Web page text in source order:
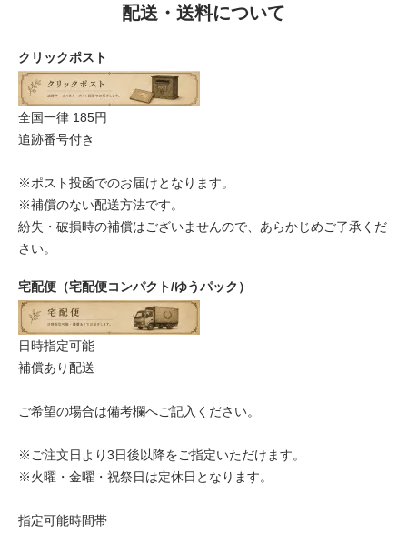
配送・送料について
クリックポスト
全国一律 185円
追跡番号付き
※ポスト投函でのお届けとなります。
※補償のない配送方法です。
紛失・破損時の補償はございませんので、あらかじめご了承くだ
さい。
宅配便（宅配便コンパクト/ゆうパック）
日時指定可能
補償あり配送
ご希望の場合は備考欄へご記入ください。
※ご注文日より3日後以降をご指定いただけます。
※火曜・金曜・祝祭日は定休日となります。
指定可能時間帯